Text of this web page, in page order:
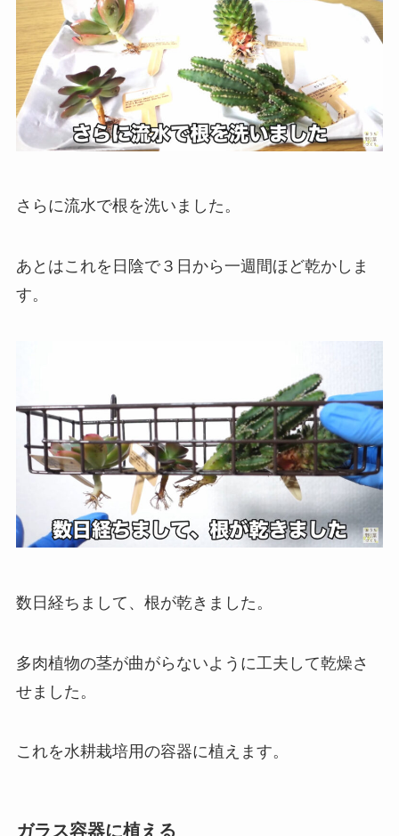
さらに流水で根を洗いました。
あとはこれを日陰で３日から一週間ほど乾かしま
す。
数日経ちまして、根が乾きました。
多肉植物の茎が曲がらないように工夫して乾燥さ
せました。
これを水耕栽培用の容器に植えます。
ガラス容器に植える